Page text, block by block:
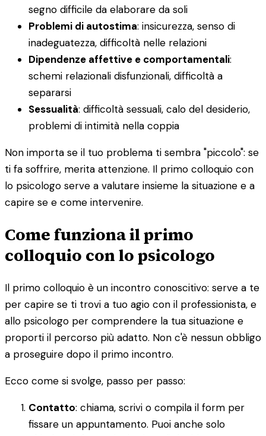
segno difficile da elaborare da soli
Problemi di autostima: insicurezza, senso di
inadeguatezza, difficoltà nelle relazioni
Dipendenze affettive e comportamentali:
schemi relazionali disfunzionali, difficoltà a
separarsi
Sessualità: difficoltà sessuali, calo del desiderio,
problemi di intimità nella coppia
Non importa se il tuo problema ti sembra "piccolo": se
ti fa soffrire, merita attenzione. Il primo colloquio con
lo psicologo serve a valutare insieme la situazione e a
capire se e come intervenire.
Come funziona il primo
colloquio con lo psicologo
Il primo colloquio è un incontro conoscitivo: serve a te
per capire se ti trovi a tuo agio con il professionista, e
allo psicologo per comprendere la tua situazione e
proporti il percorso più adatto. Non c'è nessun obbligo
a proseguire dopo il primo incontro.
Ecco come si svolge, passo per passo:
Contatto: chiama, scrivi o compila il form per
fissare un appuntamento. Puoi anche solo